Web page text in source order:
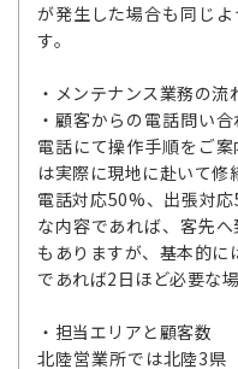
が発生した場合も同じ
す。
・メンテナンス業務の流
・顧客からの電話問い
電話にて操作手順をご
は実際に現地に赴いて修
電話対応50%、出張対
な内容であれば、客先
もありますが、基本的に
であれば2日ほど必要な
・担当エリアと顧客数
北陸営業所では北陸3県